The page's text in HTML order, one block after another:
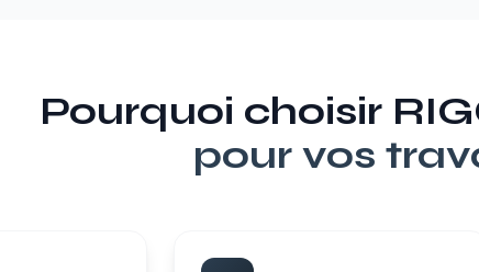
Pourquoi choisir
pour vos